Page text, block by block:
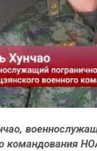
командования